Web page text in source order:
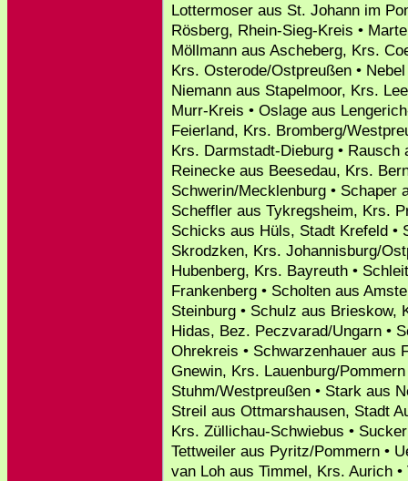
Lottermoser aus St. Johann im
Rösberg, Rhein-Sieg-Kreis •
Möllmann aus Ascheberg, Krs.
Krs. Osterode/Ostpreußen •
Niemann aus Stapelmoor, Krs.
Murr-Kreis • Oslage aus
Feierland, Krs. Bromberg/
Krs. Darmstadt-Dieburg •
Reinecke aus Beesedau, Krs.
Schwerin/Mecklenburg • Schaper
Scheffler aus Tykregsheim, Krs.
Schicks aus Hüls, Stadt Krefeld •
Skrodzken, Krs. Johannisburg/
Hubenberg, Krs. Bayreuth •
Frankenberg • Scholten aus
Steinburg • Schulz aus Brieskow,
Hidas, Bez. Peczvarad/Ungarn •
Ohrekreis • Schwarzenhauer aus
Gnewin, Krs. Lauenburg/
Stuhm/Westpreußen • Stark aus
Streil aus Ottmarshausen, Stadt
Krs. Züllichau-Schwiebus •
Tettweiler aus Pyritz/Pommern •
van Loh aus Timmel, Krs. Aurich